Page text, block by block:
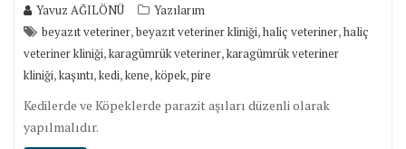
Yavuz AĞILÖNÜ
Yazılarım
beyazıt veteriner,beyazıt veteriner kliniği,haliç veteriner,haliç
veteriner kliniği,karagümrük veteriner,karagümrük veteriner
kliniği,kaşıntı,kedi,kene,köpek,pire
Kedilerde ve Köpeklerde parazit aşıları düzenli olarak
yapılmalıdır.